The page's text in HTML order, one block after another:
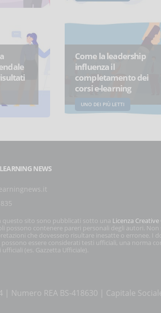
Come la leadership
influenza il
completamento dei
corsi e-learning
UNO DEI PIÙ LETTI
NEWS
questo sito sono pubblicati sotto una Licenza
possono contenere pareri personali degli autori. Non
che dovessero risultare inesatte o erronee. I
essere considerati testi ufficiali, una norma
(es. Gazzetta Ufficiale).
| Numero REA BS-418630 | Capitale